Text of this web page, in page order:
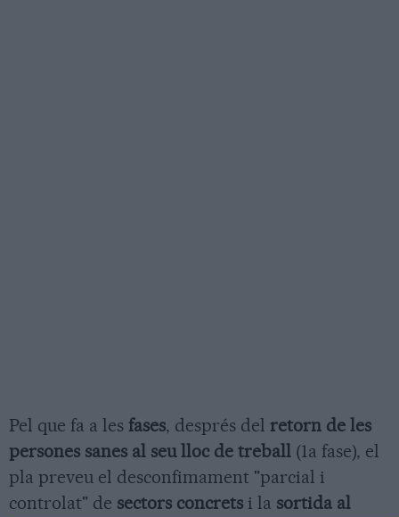
Pel que fa a les fases, després del retorn de les
persones sanes al seu lloc de treball (1a fase), el
pla preveu el desconfimament "parcial i
controlat" de sectors concrets i la sortida al